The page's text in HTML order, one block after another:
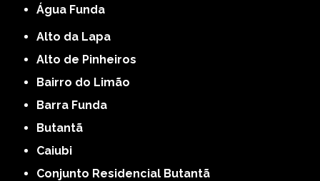
Água Funda
Alto da Lapa
Alto de Pinheiros
Bairro do Limão
Barra Funda
Butantã
Caiubi
Conjunto Residencial Butantã